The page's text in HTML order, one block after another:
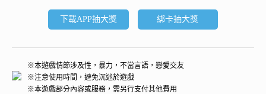
下載APP抽大獎 綁卡抽大獎
※本遊戲情節涉及性，暴力，不當言語，戀愛交友
※注意使用時間，避免沉迷於遊戲
※本遊戲部分內容或服務，需另行支付其他費用